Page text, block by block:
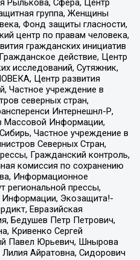
Рылькова, Сфера, Центр
группа, Женщины
Фонд защиты гласности,
центр по правам человека,
гражданских инициатив
действие, Центр
исследований, Сутяжник,
Центр развития
Частное учреждение в
северных стран,
Интернешнл-Р,
Массовой Информации,
Частное учреждение в
Северных Стран,
Гражданский контроль,
комиссия по сохранению
Информационное
региональной прессы,
Информации, Экозащита!-
Евразийская
Бедушев Петр Петрович,
Кривенко Сергей
Павел Юрьевич, Шнырова
Айратовна, Сидорович